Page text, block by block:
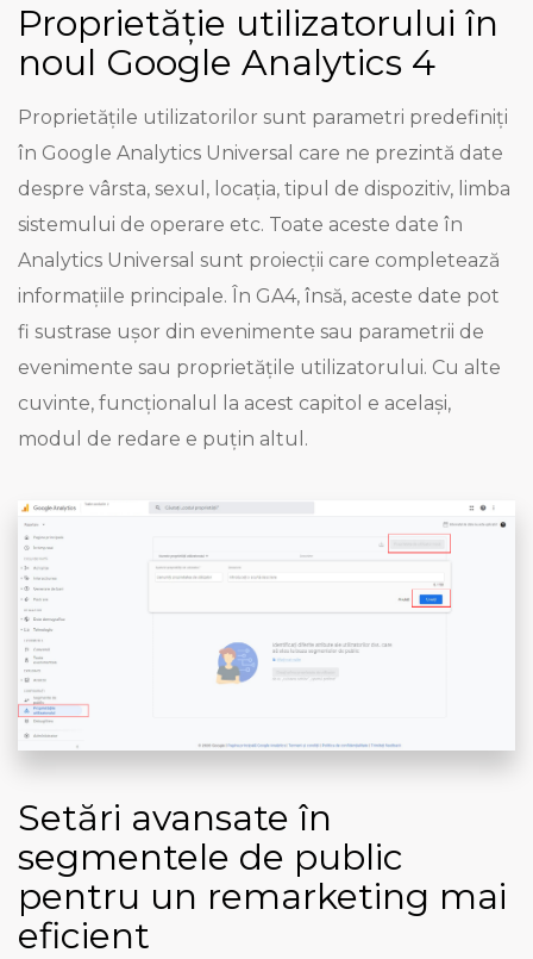
Proprietăție utilizatorului în
noul Google Analytics 4
Proprietățile utilizatorilor sunt parametri predefiniți
în Google Analytics Universal care ne prezintă date
despre vârsta, sexul, locația, tipul de dispozitiv, limba
sistemului de operare etc. Toate aceste date în
Analytics Universal sunt proiecții care completează
informațiile principale. În GA4, însă, aceste date pot
fi sustrase ușor din evenimente sau parametrii de
evenimente sau proprietățile utilizatorului. Cu alte
cuvinte, funcționalul la acest capitol e același,
modul de redare e puțin altul.
Setări avansate în
segmentele de public
pentru un remarketing mai
eficient